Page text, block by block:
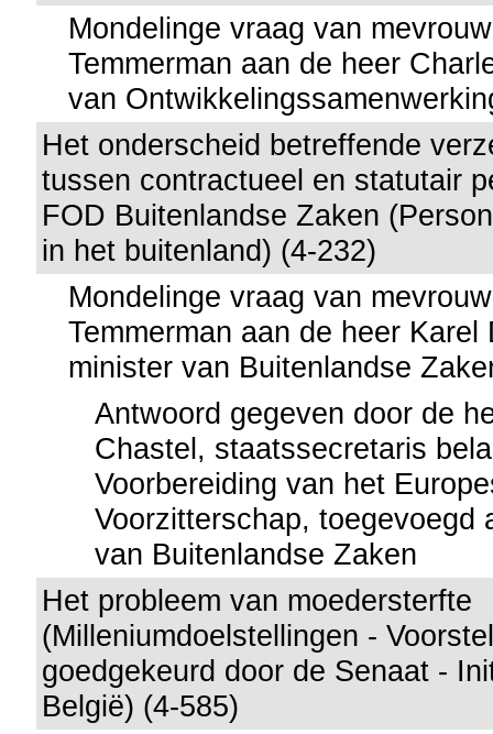
Mondelinge vraag van
Temmerman aan de heer
van
Het onderscheid betreffende
tussen contractueel en statutair
FOD Buitenlandse Zaken
in het buitenland) (4-232)
Mondelinge vraag van
Temmerman aan de heer Karel
minister van Buitenlandse
Antwoord gegeven door de
Chastel, staatssecretaris
Voorbereiding van het
Voorzitterschap, toegevoegd
van Buitenlandse Zaken
Het probleem van moedersterfte
(Milleniumdoelstellingen -
goedgekeurd door de Senaat -
België) (4-585)